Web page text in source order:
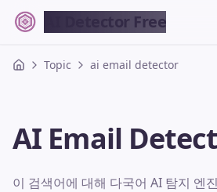
AI Detector Free
Topic ai email detector
AI Email
이 검색어에 대해 다국어 AI 탐지 엔